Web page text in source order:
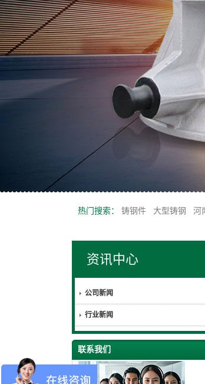
热门搜索： 铸钢件 大型铸钢 河
资讯中心
公司新闻
行业新闻
联系我们